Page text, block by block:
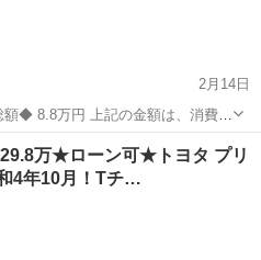
2月14日
、消費
金額です！ 上記の金額以外には一
ッソ
万★ローン可★トヨタ プリ
4年10月！Tチ…